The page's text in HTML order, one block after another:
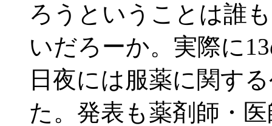
ろうということは誰
いだろーか。実際に
日夜には服薬に関す
た。発表も薬剤師・